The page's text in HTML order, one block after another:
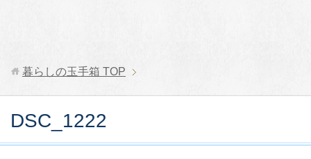
暮らしの玉手箱 TOP
DSC_1222